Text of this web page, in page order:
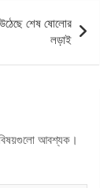
শেষ ষোলোর
লড়াই
বিষয়গুলো আবশ্যক।